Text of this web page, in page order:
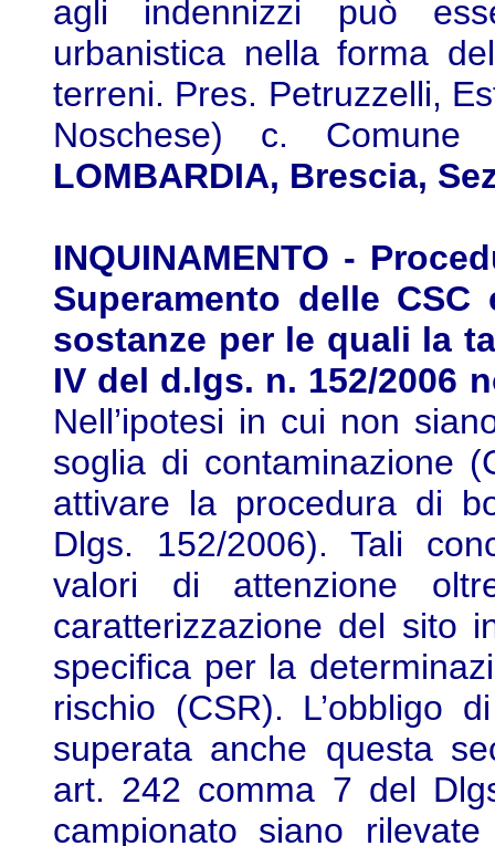
agli indennizzi può
urbanistica nella forma
terreni. Pres. Petruzzelli,
Noschese) c.
LOMBARDIA, Brescia,
INQUINAMENTO -
Superamento delle
sostanze per le quali la
IV del d.lgs. n. 152/2006
Nell’ipotesi in cui non
soglia di contaminazione
attivare la procedura di
Dlgs. 152/2006). Tali
valori di attenzione
caratterizzazione del sito
specifica per la
rischio (CSR). L’obbligo
superata anche questa
art. 242 comma 7 del
campionato siano